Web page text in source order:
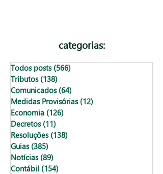
categorias:
Todos posts (566)
Tributos (138)
Comunicados (64)
Medidas Provisórias (12)
Economia (126)
Decretos (11)
Resoluções (138)
Guias (385)
Notícias (89)
Contábil (154)